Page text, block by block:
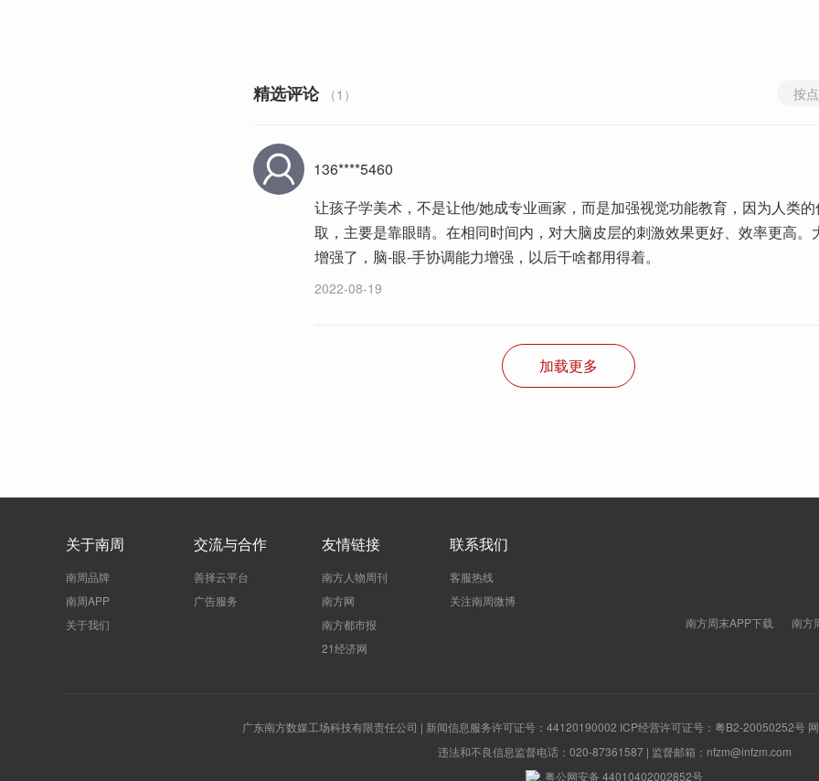
精选评论 （1） 按
136****5460
让孩子学美术，不是让他/她成专业画家，而是加强视觉功能教育，因为人类
取，主要是靠眼睛。在相同时间内，对大脑皮层的刺激效果更好、效率更高。
增强了，脑-眼-手协调能力增强，以后干啥都用得着。
2022-08-19
加载更多
关于南周
南周品牌
南周APP
关于我们
交流与合作
善择云平台
广告服务
友情链接
南方人物周刊
南方网
南方都市报
21经济网
联系我们
客服热线
关注南周微博
南方周末APP下载
南方
广东南方数媒工场科技有限责任公司 | 新闻信息服务许可证号：44120190002 ICP经营许可证号：粤B2-20050252号
违法和不良信息监督电话：020-87361587 | 监督邮箱：nfzm@infzm.com
粤公网安备 44010402002852号